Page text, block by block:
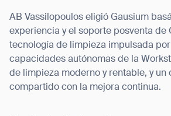
AB Vassilopoulos eligió Gausium
experiencia y el soporte posventa de
tecnología de limpieza impulsada
capacidades autónomas de la
de limpieza moderno y rentable, y un
compartido con la mejora continua.